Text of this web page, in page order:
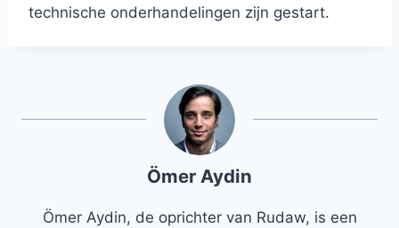
technische onderhandelingen zijn gestart.
Ömer Aydin
Ömer Aydin, de oprichter van Rudaw, is een